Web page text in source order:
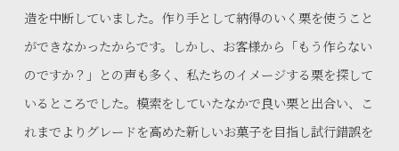
造を中断していました。作り手として納得のいく栗を使うこと
ができなかったからです。しかし、お客様から「もう作らない
のですか？」との声も多く、私たちのイメージする栗を探して
いるところでした。模索をしていたなかで良い栗と出合い、こ
れまでよりグレードを高めた新しいお菓子を目指し試行錯誤を